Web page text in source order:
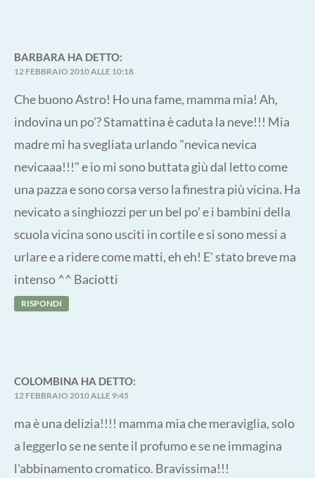
BARBARA HA DETTO:
12 FEBBRAIO 2010 ALLE 10:18
Che buono Astro! Ho una fame, mamma mia! Ah,
indovina un po'? Stamattina è caduta la neve!!! Mia
madre mi ha svegliata urlando "nevica nevica
nevicaaa!!!" e io mi sono buttata giù dal letto come
una pazza e sono corsa verso la finestra più vicina. Ha
nevicato a singhiozzi per un bel po' e i bambini della
scuola vicina sono usciti in cortile e si sono messi a
urlare e a ridere come matti, eh eh! E' stato breve ma
intenso ^^ Baciotti
RISPONDI
COLOMBINA HA DETTO:
12 FEBBRAIO 2010 ALLE 9:45
ma è una delizia!!!! mamma mia che meraviglia, solo
a leggerlo se ne sente il profumo e se ne immagina
l'abbinamento cromatico. Bravissima!!!